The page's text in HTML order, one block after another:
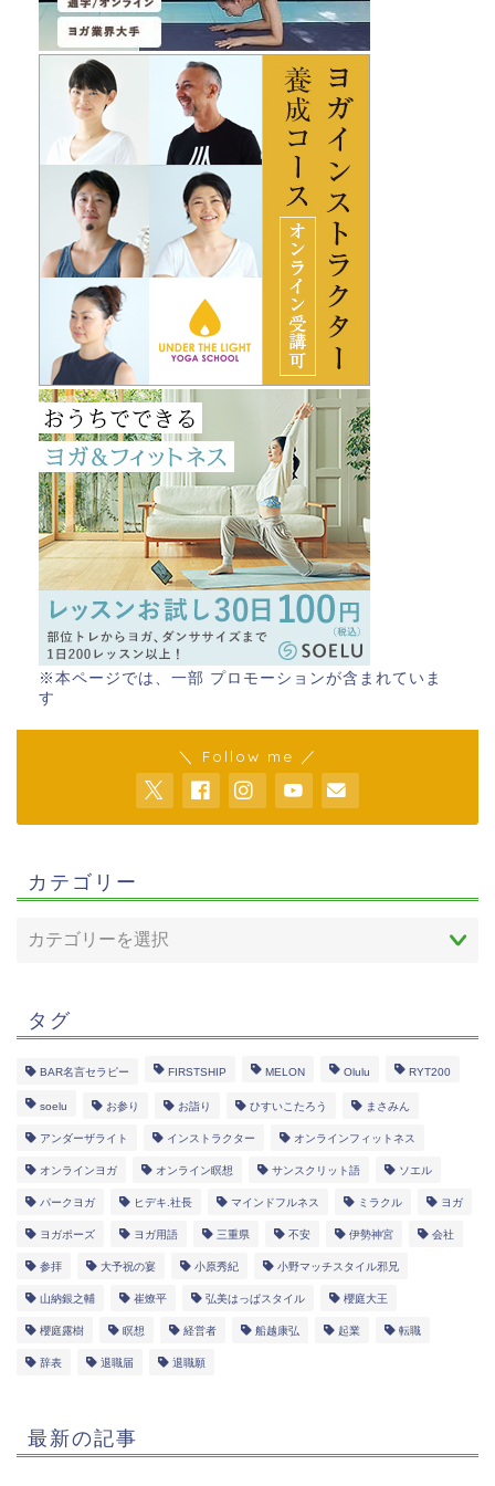
※本ページでは、一部 プロモーションが含まれていま
す
＼ Follow me ／
カテゴリー
タグ
BAR名言セラピー FIRSTSHIP MELON Olulu RYT200
soelu お参り お詣り ひすいこたろう まさみん
アンダーザライト インストラクター オンラインフィットネス
オンラインヨガ オンライン瞑想 サンスクリット語 ソエル
パークヨガ ヒデキ.社長 マインドフルネス ミラクル ヨガ
ヨガポーズ ヨガ用語 三重県 不安 伊勢神宮 会社
参拝 大予祝の宴 小原秀紀 小野マッチスタイル邪兄
山納銀之輔 崔燎平 弘美はっぱスタイル 櫻庭大王
櫻庭露樹 瞑想 経営者 船越康弘 起業 転職
辞表 退職届 退職願
最新の記事